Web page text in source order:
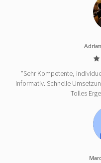
"Sehr Kompetente,
informativ. Schnelle
Tolles